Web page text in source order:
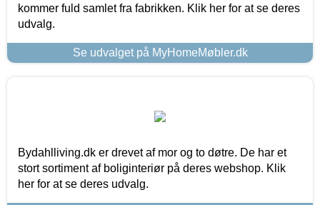
kommer fuld samlet fra fabrikken. Klik her for at se deres
udvalg.
Se udvalget på MyHomeMøbler.dk
Bydahlliving.dk er drevet af mor og to døtre. De har et
stort sortiment af boliginteriør på deres webshop. Klik
her for at se deres udvalg.